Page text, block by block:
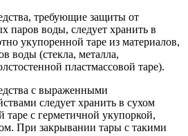
требующие защиты от
паров воды, следует хранить в
укупоренной таре из материалов,
воды (стекла, металла,
пластмассовой таре).
с выраженными
следует хранить в сухом
с герметичной укупоркой,
При закрывании тары с такими